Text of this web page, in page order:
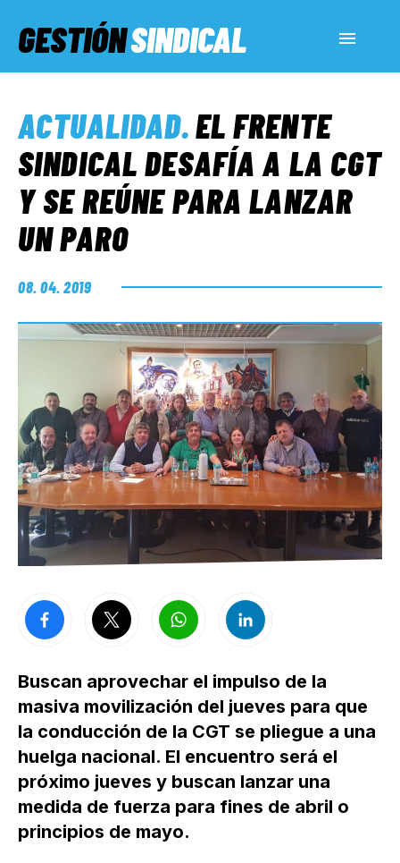
GESTIÓNSINDICAL
SERVICIOS SOCIALES
INFORMES ESPECIALES
FUERA DE MEGÁFONO
EL LADO «G»
ACTUALIDAD.EL FRENTE
SINDICAL DESAFÍA A LA CGT
Y SE REÚNE PARA LANZAR
UN PARO
08. 04. 2019
Buscan aprovechar el impulso de la
masiva movilización del jueves para que
la conducción de la CGT se pliegue a una
huelga nacional. El encuentro será el
próximo jueves y buscan lanzar una
medida de fuerza para fines de abril o
principios de mayo.